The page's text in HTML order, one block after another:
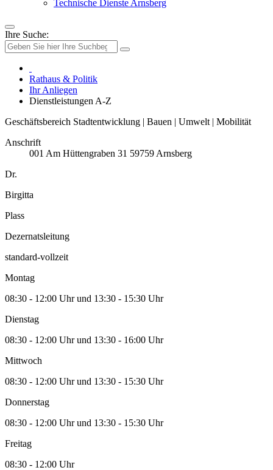
Technische Dienste Arnsberg
Ihre Suche:
Rathaus & Politik
Ihr Anliegen
Dienstleistungen A-Z
Geschäftsbereich Stadtentwicklung | Bauen | Umwelt | Mobilität
Anschrift
001 Am Hüttengraben 31 59759 Arnsberg
Dr.
Birgitta
Plass
Dezernatsleitung
standard-vollzeit
Montag
08:30 - 12:00 Uhr und 13:30 - 15:30 Uhr
Dienstag
08:30 - 12:00 Uhr und 13:30 - 16:00 Uhr
Mittwoch
08:30 - 12:00 Uhr und 13:30 - 15:30 Uhr
Donnerstag
08:30 - 12:00 Uhr und 13:30 - 15:30 Uhr
Freitag
08:30 - 12:00 Uhr